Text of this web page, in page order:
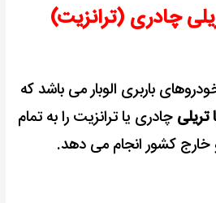
چادری (ترانزیت)
باربری الوبار می باشد که
تریلی چادری یا ترانزیت را به تمام
خارج کشور انجام می دهد.